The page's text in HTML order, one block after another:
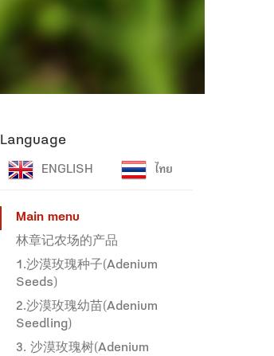
Language
ENGLISH ไทย
Main menu
林章记农场的产品
1.沙漠玫瑰种子(Adenium
Seeds)
2.沙漠玫瑰幼苗(Adenium
Seedling)
3. 沙漠玫瑰树(Adenium